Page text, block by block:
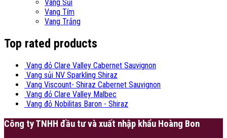
Vang Sủi
Vang Tím
Vang Trắng
Top rated products
Vang đỏ Clare Valley Cabernet Sauvignon
Vang sủi NV Sparkling Shiraz
Vang Viscount- Shiraz Cabernet Sauvignon
Vang đỏ Clare Valley Malbec
Vang đỏ Nobilitas Baron - Shiraz
Công ty TNHH đầu tư và xuất nhập khẩu Hoàng Bon